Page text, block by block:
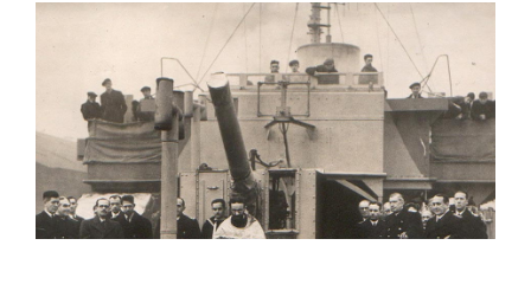
Α3. Βαλκανικοί Πόλεμοι –
Ημέρες Δόξας. Μέρος Β’
:Δεκέμβριος 1912-Μάρτιος